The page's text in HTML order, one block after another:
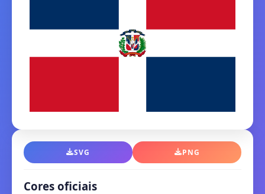
SVG PNG
Cores oficiais